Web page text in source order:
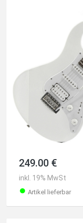
249.00 €
inkl. 19% MwSt
● Artikel lieferbar